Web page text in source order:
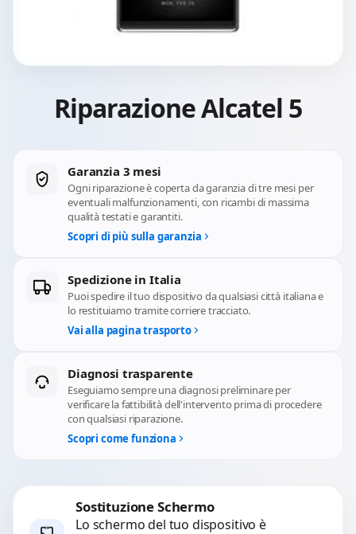
Riparazione Alcatel 5
Garanzia 3 mesi
Ogni riparazione è coperta da garanzia di tre mesi per
eventuali malfunzionamenti, con ricambi di massima
qualità testati e garantiti.
Scopri di più sulla garanzia
Spedizione in Italia
Puoi spedire il tuo dispositivo da qualsiasi città italiana e
lo restituiamo tramite corriere tracciato.
Vai alla pagina trasporto
Diagnosi trasparente
Eseguiamo sempre una diagnosi preliminare per
verificare la fattibilità dell'intervento prima di procedere
con qualsiasi riparazione.
Scopri come funziona
Sostituzione Schermo
Lo schermo del tuo dispositivo è